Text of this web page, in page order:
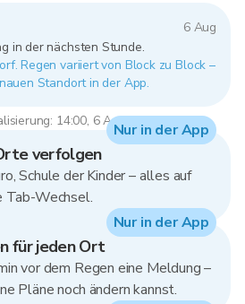
6 Aug
in der nächsten Stunde.
Regen variiert von Block zu Block –
Standort in der App.
14:00, 6 Aug 2026
verfolgen
Schule der Kinder – alles auf
Tab-Wechsel.
Nur in der App
für jeden Ort
vor dem Regen eine Meldung –
Pläne noch ändern kannst.
Nur in der App